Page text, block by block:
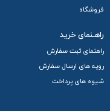
فروشگاه
راهـنمای خرید
راهنمای ثبت سفارش
رویه های ارسال سفارش
شیوه های پرداخت